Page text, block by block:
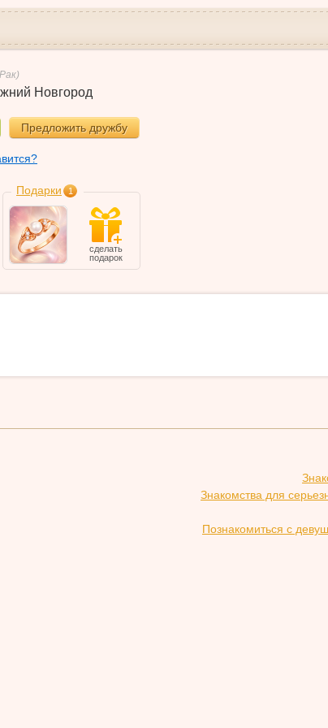
Новгород
Предложить дружбу
Подарки 1
сделать
подарок
Знакомства для
Познакомиться с